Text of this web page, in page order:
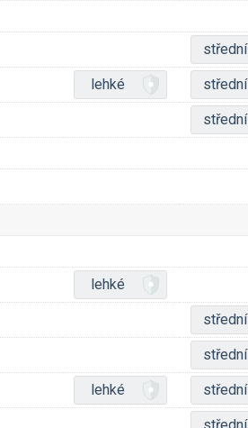
střední
lehké střední
střední
lehké
střední
střední
lehké střední